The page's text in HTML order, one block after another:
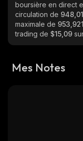
boursière en direct
circulation de
maximale de
trading de $15,09
Mes Notes